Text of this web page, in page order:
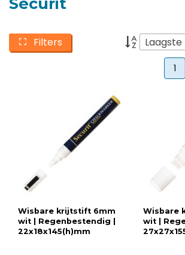
Filters Laagste
1
Wisbare krijtstift 6mm
wit | Regenbestendig |
22x18x145(h)mm
Wisbare
wit |